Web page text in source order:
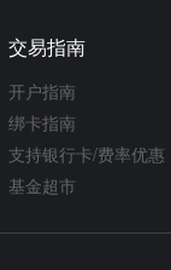
交易指南
开户指南
绑卡指南
支持银行卡/费率优惠
基金超市